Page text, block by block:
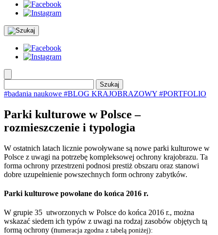
#badania naukowe #BLOG KRAJOBRAZOWY #PORTFOLIO
Parki kulturowe w Polsce –
rozmieszczenie i typologia
W ostatnich latach licznie powoływane są nowe parki kulturowe w
Polsce z uwagi na potrzebę kompleksowej ochrony krajobrazu. Ta
forma ochrony przestrzeni podnosi prestiż obszaru oraz stanowi
dobre uzupełnienie powszechnych form ochrony zabytków.
Parki kulturowe powołane do końca 2016 r.
W grupie 35 utworzonych w Polsce do końca 2016 r., można
wskazać siedem ich typów z uwagi na rodzaj zasobów objętych tą
formą ochrony (numeracja zgodna z tabelą poniżej):